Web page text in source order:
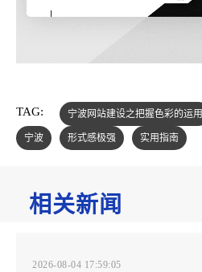
TAG: 宁波网站建设之把握色彩的运用
宁波
形式感极强 实用指南
相关新闻
2026-08-04 17:59:05